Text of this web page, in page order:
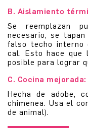
B. Aislamiento
Se reemplazan
necesario, se
falso techo interno
cal. Esto hace que
posible para lograr
C. Cocina mejorada:
Hecha de adobe,
chimenea. Usa el
de animal).